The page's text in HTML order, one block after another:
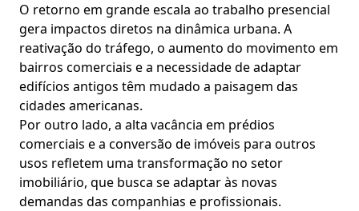
O retorno em grande escala ao trabalho presencial
gera impactos diretos na dinâmica urbana. A
reativação do tráfego, o aumento do movimento em
bairros comerciais e a necessidade de adaptar
edifícios antigos têm mudado a paisagem das
cidades americanas.
Por outro lado, a alta vacância em prédios
comerciais e a conversão de imóveis para outros
usos refletem uma transformação no setor
imobiliário, que busca se adaptar às novas
demandas das companhias e profissionais.